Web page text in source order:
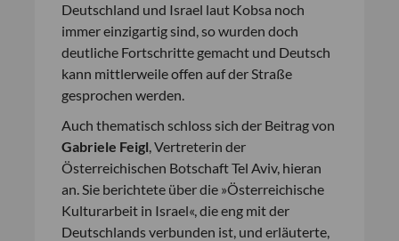
Deutschland und Israel laut Kobsa noch
immer einzigartig sind, so wurden doch
deutliche Fortschritte gemacht und Deutsch
kann mittlerweile offen auf der Straße
gesprochen werden.
Auch thematisch schloss sich der Beitrag von
Gabriele Feigl, Vertreterin der
Österreichischen Botschaft Tel Aviv, hieran
an. Sie berichtete über die »Österreichische
Kulturarbeit in Israel«, die eng mit der
Deutschlands verbunden ist, und erläuterte,